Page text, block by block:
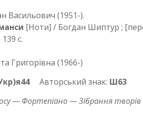
Васильович (1951-).
[Ноти] / Богдан Шиптур ;
с.
Григорівна (1966-)
Авторський знак: Ш63
— Фортепіано — Зібрання